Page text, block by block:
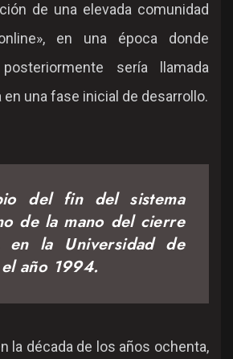
de una elevada comunidad
en una época donde
sería llamada
en una fase inicial de desarrollo.
del fin del sistema
de la mano del cierre
en la Universidad de
año 1994.
la década de los años ochenta,